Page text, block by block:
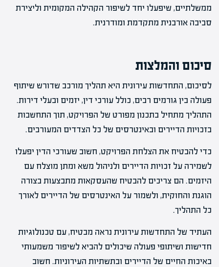
ממשלתיים, שיפעלו יחד לשיפור הקהילה המקומית וליצירת
סביבה אורבנית מתקדמת ומודרנית.
סיכום והמלצות
לסיכום, התחדשות עירונית היא תהליך מורכב שדורש שיתוף
פעולה בין גורמים רבים, כולל עורכי דין, יזמים ובעלי דירות.
התהליך מתחיל בתכנון מפורט של הפרויקט, תוך התחשבות
בזכויות הדיירים ובאינטרסים של כל הצדדים המעורבים.
כדי להבטיח את הצלחת הפרויקט, חשוב שעורכי הדין יפעלו
לשמירה על זכויות הדיירים ולניהול משא ומתן מוצלח עם
היזמים. הם צריכים להבטיח שהעסקאות מתבצעות בצורה
הוגנת והחוקית, ולשמור על האינטרסים של הדיירים לאורך
כל התהליך.
העתיד של התחדשות עירונית נראה מבטיח, עם טכנולוגיות
חדישות ושיתופי פעולה שיכולים להביא לשיפור משמעותי
באיכות החיים של הדיירים ובתשתיות העירוניות. חשוב